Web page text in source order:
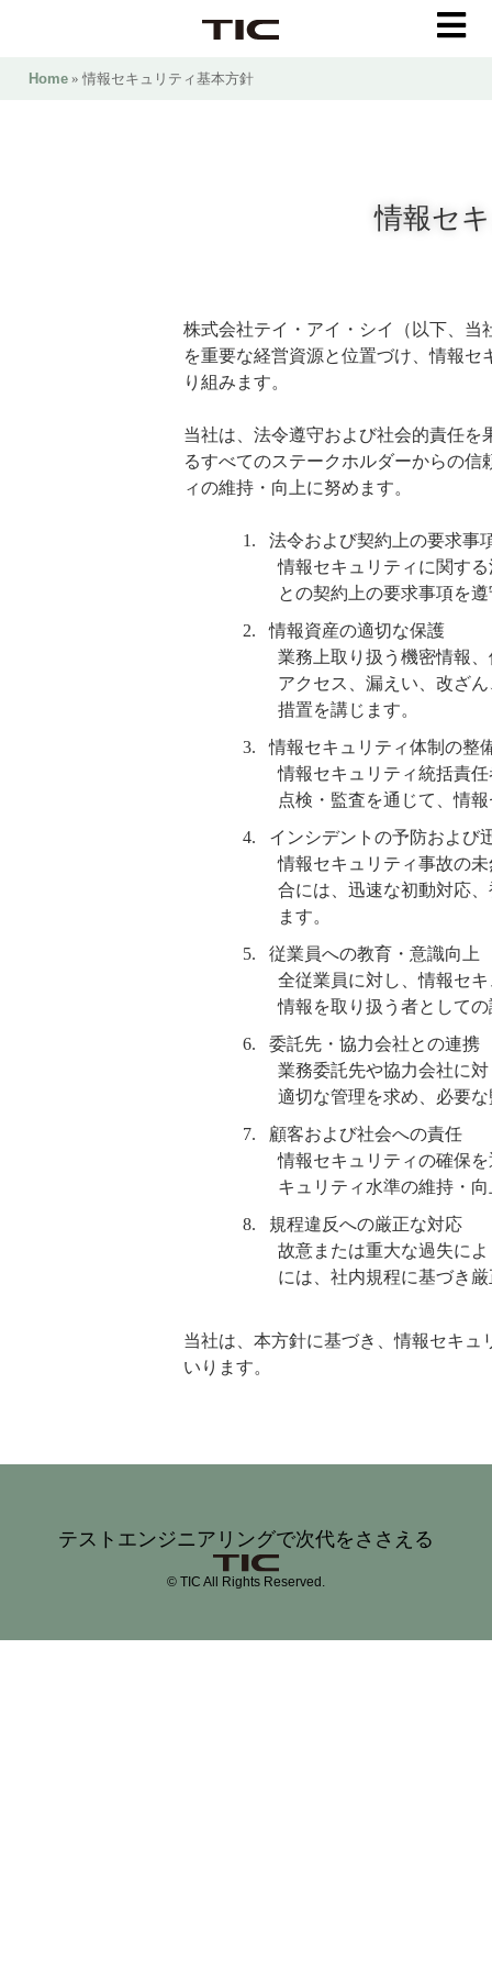
Home » 情報セキュリティ基本方針
情報セ
株式会社テイ・アイ・シイ（以下、当
を重要な経営資源と位置づけ、情報
り組みます。
当社は、法令遵守および社会的責任
るすべてのステークホルダーからの
ィの維持・向上に努めます。
法令および契約上の要求事
情報セキュリティに関す
との契約上の要求事項を
情報資産の適切な保護
業務上取り扱う機密情報
アクセス、漏えい、改ざ
措置を講じます。
情報セキュリティ体制の整
情報セキュリティ統括責
点検・監査を通じて、情
インシデントの予防および
情報セキュリティ事故の
合には、迅速な初動対応
ます。
従業員への教育・意識向上
全従業員に対し、情報セ
情報を取り扱う者として
委託先・協力会社との連携
業務委託先や協力会社に
適切な管理を求め、必要
顧客および社会への責任
情報セキュリティの確保
キュリティ水準の維持・
規程違反への厳正な対応
故意または重大な過失に
には、社内規程に基づき
当社は、本方針に基づき、情報セキ
いります。
テストエンジニアリングで次代をささえる
© TIC All Rights Reserved.